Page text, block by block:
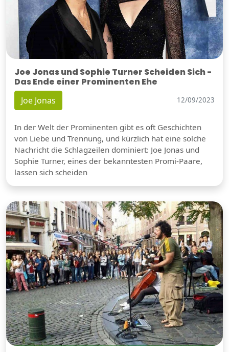
Joe Jonas und Sophie Turner Scheiden Sich -
Das Ende einer Prominenten Ehe
Joe Jonas 12/09/2023
In der Welt der Prominenten gibt es oft Geschichten
von Liebe und Trennung, und kürzlich hat eine solche
Nachricht die Schlagzeilen dominiert: Joe Jonas und
Sophie Turner, eines der bekanntesten Promi-Paare,
lassen sich scheiden